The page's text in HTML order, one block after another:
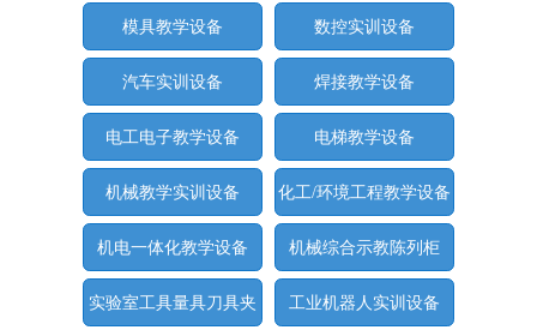
模具教学设备 数控实训设备
汽车实训设备 焊接教学设备
电工电子教学设备 电梯教学设备
机械教学实训设备 化工/环境工程教学设备
机电一体化教学设备 机械综合示教陈列柜
实验室工具量具刀具夹 工业机器人实训设备